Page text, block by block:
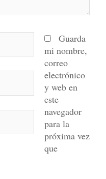
Guarda
mi nombre,
correo
electrónico
y web en
este
navegador
para la
próxima vez
que